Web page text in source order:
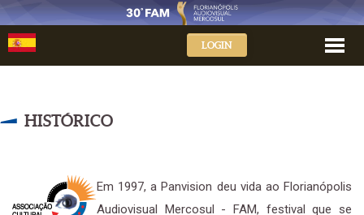
LOGIN
HISTÓRICO
Em 1997, a Panvision deu vida ao Florianópolis
Audiovisual Mercosul - FAM, festival que se